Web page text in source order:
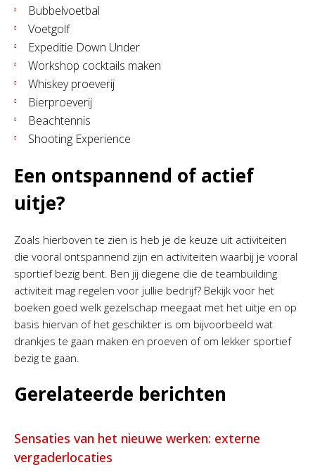
Bubbelvoetbal
Voetgolf
Expeditie Down Under
Workshop cocktails maken
Whiskey proeverij
Bierproeverij
Beachtennis
Shooting Experience
Een ontspannend of actief
uitje?
Zoals hierboven te zien is heb je de keuze uit activiteiten
die vooral ontspannend zijn en activiteiten waarbij je vooral
sportief bezig bent. Ben jij diegene die de teambuilding
activiteit mag regelen voor jullie bedrijf? Bekijk voor het
boeken goed welk gezelschap meegaat met het uitje en op
basis hiervan of het geschikter is om bijvoorbeeld wat
drankjes te gaan maken en proeven of om lekker sportief
bezig te gaan.
Gerelateerde berichten
Sensaties van het nieuwe werken: externe
vergaderlocaties